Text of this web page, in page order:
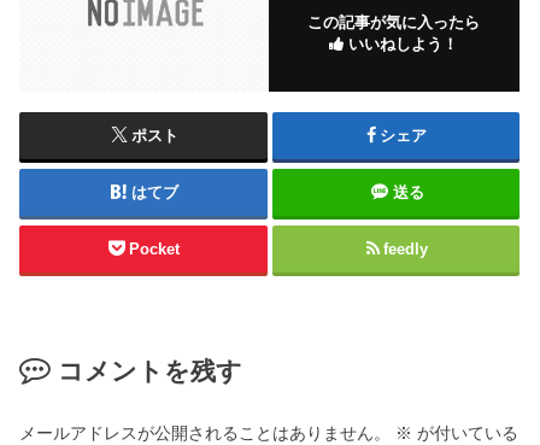
この記事が気に入ったら
いいねしよう！
ポスト シェア
はてブ 送る
Pocket feedly
コメントを残す
メールアドレスが公開されることはありません。 ※ が付いている